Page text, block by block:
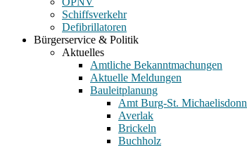
Schiffsverkehr
Defibrillatoren
Bürgerservice & Politik
Aktuelles
Amtliche Bekanntmachungen
Aktuelle Meldungen
Bauleitplanung
Amt Burg-St. Michaelisdonn
Averlak
Brickeln
Buchholz